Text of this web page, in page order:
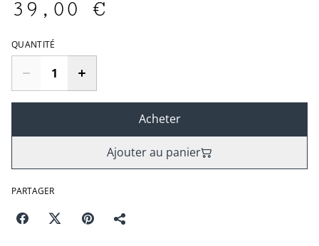
39,00 €
QUANTITÉ
Acheter
Ajouter au panier
PARTAGER